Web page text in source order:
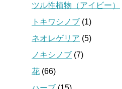
ツル性植物（アイビー）
トキワシノブ (1)
ネオレゲリア (5)
ノキシノブ (7)
花 (66)